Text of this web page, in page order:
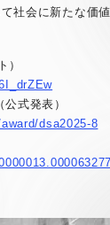
社会に新たな価
）
式発表）
dsa2025-8